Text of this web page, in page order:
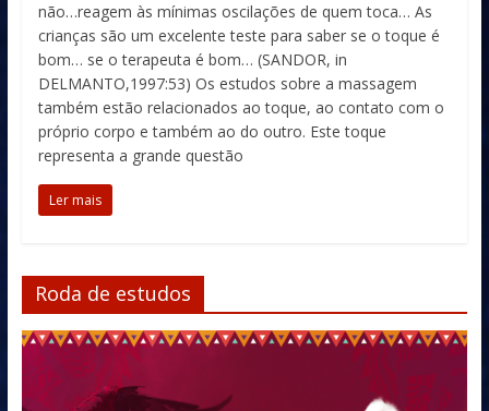
não…reagem às mínimas oscilações de quem toca… As
crianças são um excelente teste para saber se o toque é
bom… se o terapeuta é bom… (SANDOR, in
DELMANTO,1997:53) Os estudos sobre a massagem
também estão relacionados ao toque, ao contato com o
próprio corpo e também ao do outro. Este toque
representa a grande questão
Ler mais
Roda de estudos